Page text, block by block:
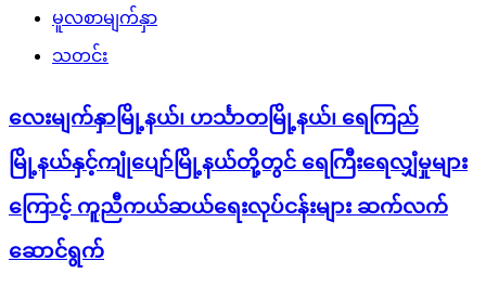
မူလစာမျက်နှာ
သတင်း
လေးမျက်နှာမြို့နယ်၊ ဟင်္သာတမြို့နယ်၊ ရေကြည်
မြို့နယ်နှင့်ကျုံပျော်မြို့နယ်တို့တွင် ရေကြီးရေလျှံမှုများ
ကြောင့် ကူညီကယ်ဆယ်ရေးလုပ်ငန်းများ ဆက်လက်
ဆောင်ရွက်